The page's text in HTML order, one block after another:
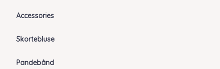
Accessories
Skortebluse
Pandebånd